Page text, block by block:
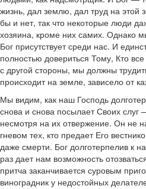
жизнь, дал землю, дал труд на этой
бы и нет, так что некоторые люди
хозяина, кроме них самих. Однако
Бог присутствует среди нас. И
полностью довериться Тому, Кто
с другой стороны, мы должны
происходит на земле, зависело от
Мы видим, как наш Господь
снова и снова посылает Своих
несмотря на их отвержение. Он не
гневом тех, кто предает Его
даже смерти. Бог долготерпелив к
раз дает нам возможность
притча заканчивается суровым
виноградник у недостойных